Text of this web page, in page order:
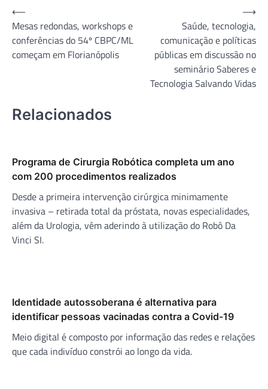
Navegação
de
Post
⟵
Mesas redondas, workshops e
conferências do 54º CBPC/ML
começam em Florianópolis
Saúde, tecnologia,
comunicação e políticas
públicas em discussão no
seminário Saberes e
Tecnologia Salvando Vidas
⟶
Relacionados
Programa de Cirurgia Robótica completa um ano
com 200 procedimentos realizados
Desde a primeira intervenção cirúrgica minimamente
invasiva – retirada total da próstata, novas especialidades,
além da Urologia, vêm aderindo à utilização do Robô Da
Vinci SI.
Identidade autossoberana é alternativa para
identificar pessoas vacinadas contra a Covid-19
Meio digital é composto por informação das redes e relações
que cada indivíduo constrói ao longo da vida.